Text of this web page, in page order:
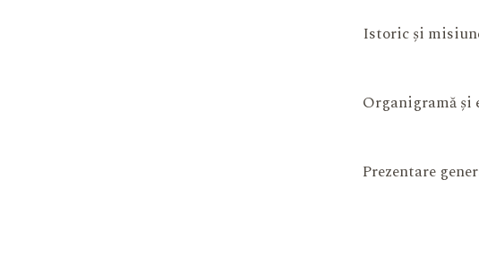
Istoric și
Organigramă și
Prezentare